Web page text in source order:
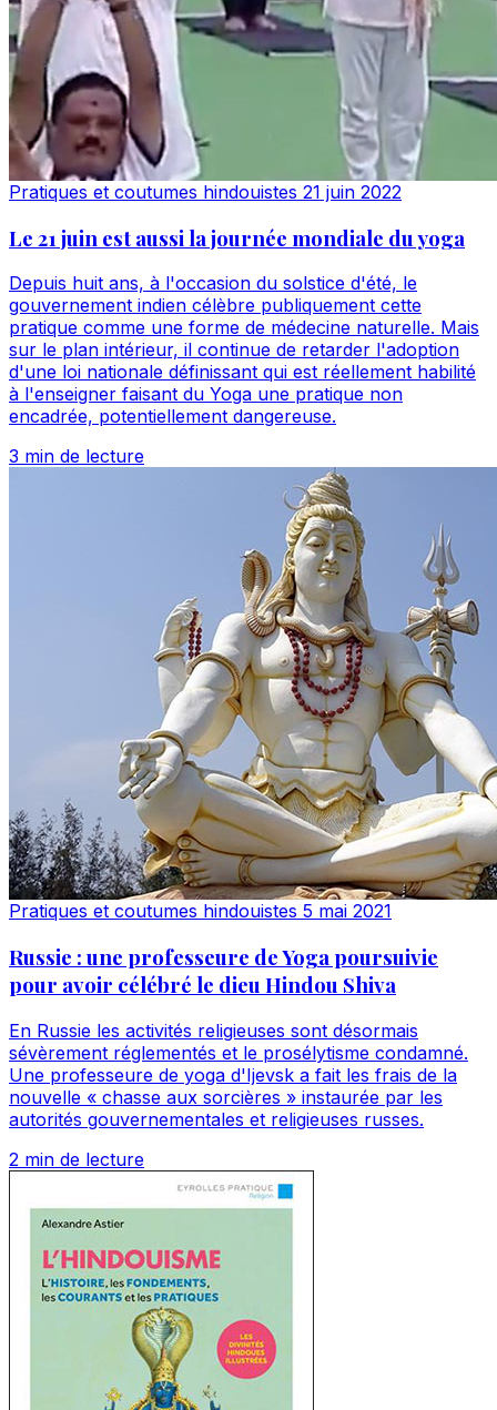
Pratiques et coutumes hindouistes 21 juin 2022
Le 21 juin est aussi la journée mondiale du yoga
Depuis huit ans, à l'occasion du solstice d'été, le
gouvernement indien célèbre publiquement cette
pratique comme une forme de médecine naturelle. Mais
sur le plan intérieur, il continue de retarder l'adoption
d'une loi nationale définissant qui est réellement habilité
à l'enseigner faisant du Yoga une pratique non
encadrée, potentiellement dangereuse.
3 min de lecture
Pratiques et coutumes hindouistes 5 mai 2021
Russie : une professeure de Yoga poursuivie
pour avoir célébré le dieu Hindou Shiva
En Russie les activités religieuses sont désormais
sévèrement réglementés et le prosélytisme condamné.
Une professeure de yoga d'Ijevsk a fait les frais de la
nouvelle « chasse aux sorcières » instaurée par les
autorités gouvernementales et religieuses russes.
2 min de lecture